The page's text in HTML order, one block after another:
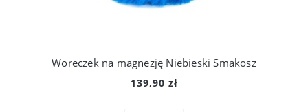
Woreczek na magnezję Niebieski Smakosz
139,90 zł